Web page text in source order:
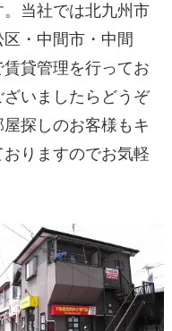
当社では北九州市
・中間市・中間
貸管理を行ってお
いましたらどうぞ
探しのお客様もキ
りますのでお気軽